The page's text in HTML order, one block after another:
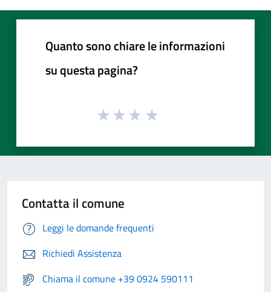
Quanto sono chiare le informazioni
su questa pagina?
Contatta il comune
Leggi le domande frequenti
Richiedi Assistenza
Chiama il comune +39 0924 590111